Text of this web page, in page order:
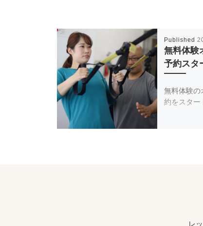
Published
無料体験
予約スタ
無料体験の
約をスタ
レ